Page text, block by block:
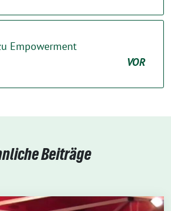
Empowerment
VOR
Beiträge